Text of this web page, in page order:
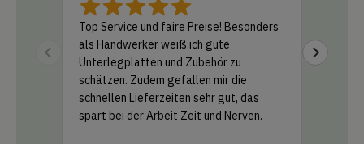
Top Service und faire Preise! Besonders
als Handwerker weiß ich gute
Unterlegplatten und Zubehör zu
schätzen. Zudem gefallen mir die
schnellen Lieferzeiten sehr gut, das
spart bei der Arbeit Zeit und Nerven.